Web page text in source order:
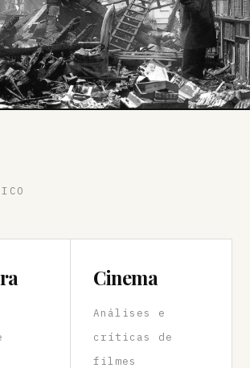
Cinema
Análises e
críticas de
filmes